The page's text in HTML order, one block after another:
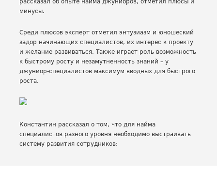
рассказал об опыте найма джуниоров, отметил плюсы и
минусы.
Среди плюсов эксперт отметил энтузиазм и юношеский
задор начинающих специалистов, их интерес к проекту
и желание развиваться. Также играет роль возможность
к быстрому росту и незамутненность знаний – у
джуниор-специалистов максимум вводных для быстрого
роста.
Константин рассказал о том, что для найма
специалистов разного уровня необходимо выстраивать
систему развития сотрудников: